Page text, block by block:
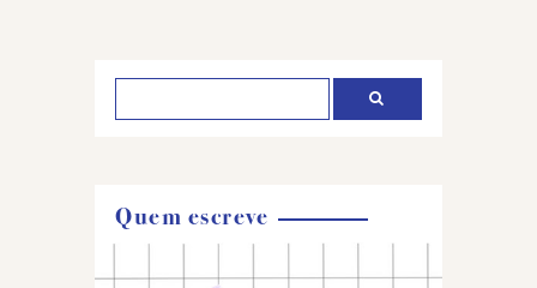
Quem escreve